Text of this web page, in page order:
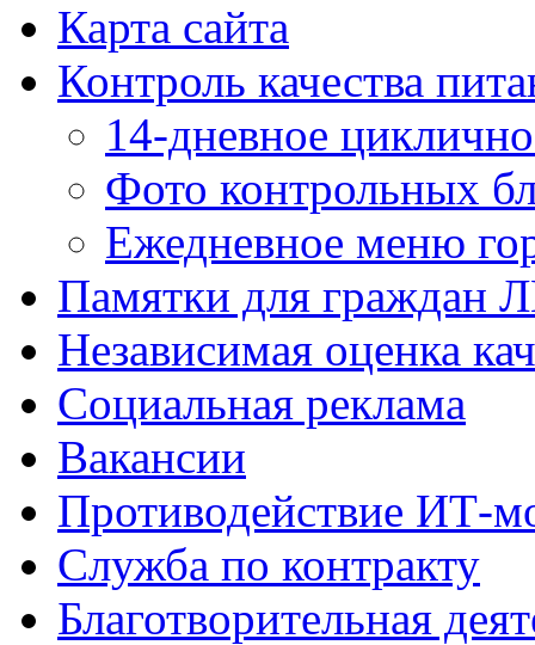
Карта сайта
Контроль качества
14-дневное
Фото контрольных
Ежедневное меню
Памятки для граждан
Независимая оценка
Социальная реклама
Вакансии
Противодействие ИТ-
Служба по контракту
Благотворительная